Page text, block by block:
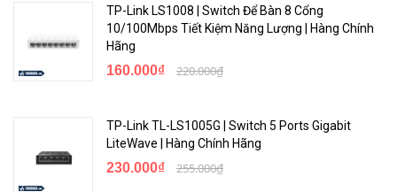
256 MB flash
1.5 MB
Switching capacity 20 Gbps
Throughput capacity 14.88 Mpps
TP-Link LS1008 | Switch Để Bàn 8 Cổng
10/100Mbps Tiết Kiệm Năng Lượng | Hàng Chính
Hãng
160.000₫ 220.000₫
TP-Link TL-LS1005G | Switch 5 Ports Gigabit
LiteWave | Hàng Chính Hãng
230.000₫ 255.000₫